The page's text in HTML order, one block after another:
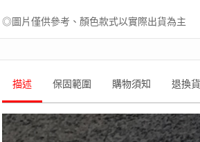
300ml
清
數
量
◎圖片僅供參考、顏色款式以實際出貨為主
描述 保固範圍 購物須知 退換